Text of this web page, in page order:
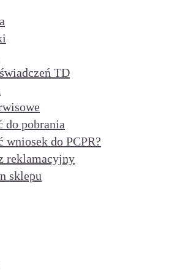
TD
do pobrania
wniosek do PCPR?
reklamacyjny
sklepu